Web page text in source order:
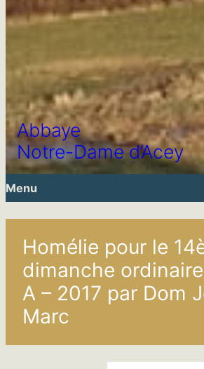
Abbaye
Notre-Dame d’Acey
Menu
Homélie pour le
dimanche
A – 2017 par Dom
Marc